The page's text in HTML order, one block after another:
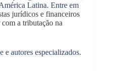
Latina. Entre em
jurídicos e financeiros
a tributação na
e autores especializados.